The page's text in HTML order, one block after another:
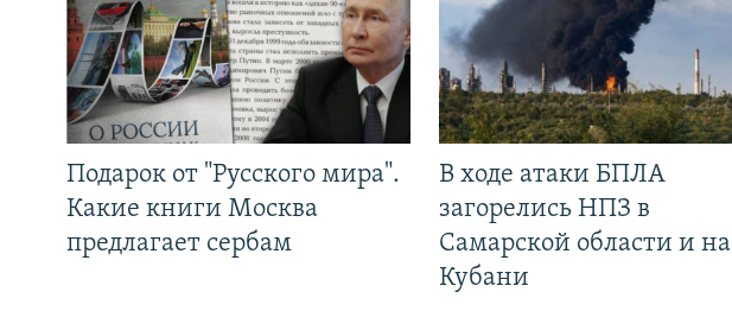
Подарок от "Русского мира".
Какие книги Москва
предлагает сербам
В ходе атаки БПЛА
загорелись НПЗ в
Самарской области и на
Кубани